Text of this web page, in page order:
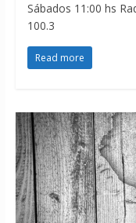
Sábados 11:00 hs
100.3
Read more